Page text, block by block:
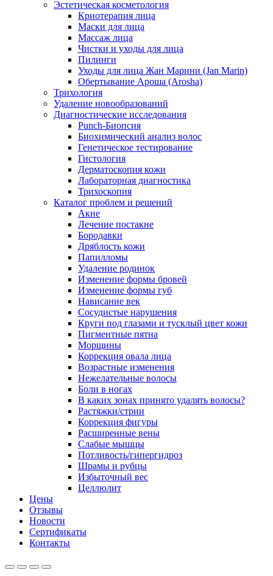
Эстетическая косметология
Криотерапия лица
Маски для лица
Массаж лица
Чистки и уходы для лица
Пилинги
Уходы для лица Жан Марини (Jan Marin)
Обертывание Ароша (Arosha)
Трихология
Удаление новообразований
Диагностические исследования
Punch-Биопсия
Биохимический анализ волос
Генетическое тестирование
Гистология
Дерматоскопия кожи
Лабораторная диагностика
Трихоскопия
Каталог проблем и решений
Акне
Лечение постакне
Бородавки
Дряблость кожи
Папилломы
Удаление родинок
Изменение формы бровей
Изменение формы губ
Нависание век
Сосудистые нарушения
Круги под глазами и тусклый цвет кожи
Пигментные пятна
Морщины
Коррекция овала лица
Возрастные изменения
Нежелательные волосы
Боли в ногах
В каких зонах принято удалять волосы?
Растяжки/стрии
Коррекция фигуры
Расширенные вены
Слабые мышцы
Потливость/гипергидроз
Шрамы и рубцы
Избыточный вес
Целлюлит
Цены
Отзывы
Новости
Сертификаты
Контакты